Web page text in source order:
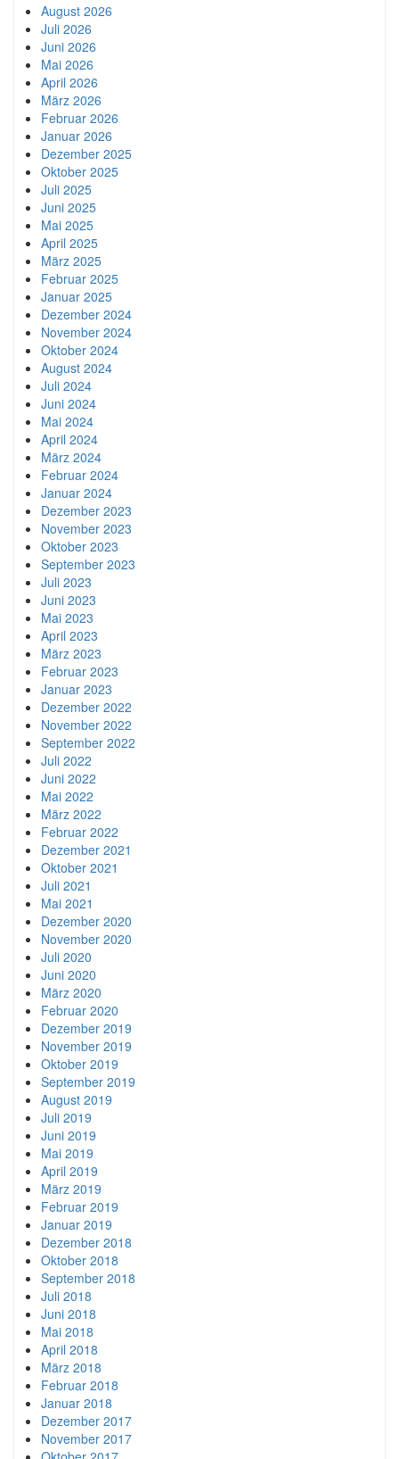
August 2026
Juli 2026
Juni 2026
Mai 2026
April 2026
März 2026
Februar 2026
Januar 2026
Dezember 2025
Oktober 2025
Juli 2025
Juni 2025
Mai 2025
April 2025
März 2025
Februar 2025
Januar 2025
Dezember 2024
November 2024
Oktober 2024
August 2024
Juli 2024
Juni 2024
Mai 2024
April 2024
März 2024
Februar 2024
Januar 2024
Dezember 2023
November 2023
Oktober 2023
September 2023
Juli 2023
Juni 2023
Mai 2023
April 2023
März 2023
Februar 2023
Januar 2023
Dezember 2022
November 2022
September 2022
Juli 2022
Juni 2022
Mai 2022
März 2022
Februar 2022
Dezember 2021
Oktober 2021
Juli 2021
Mai 2021
Dezember 2020
November 2020
Juli 2020
Juni 2020
März 2020
Februar 2020
Dezember 2019
November 2019
Oktober 2019
September 2019
August 2019
Juli 2019
Juni 2019
Mai 2019
April 2019
März 2019
Februar 2019
Januar 2019
Dezember 2018
Oktober 2018
September 2018
Juli 2018
Juni 2018
Mai 2018
April 2018
März 2018
Februar 2018
Januar 2018
Dezember 2017
November 2017